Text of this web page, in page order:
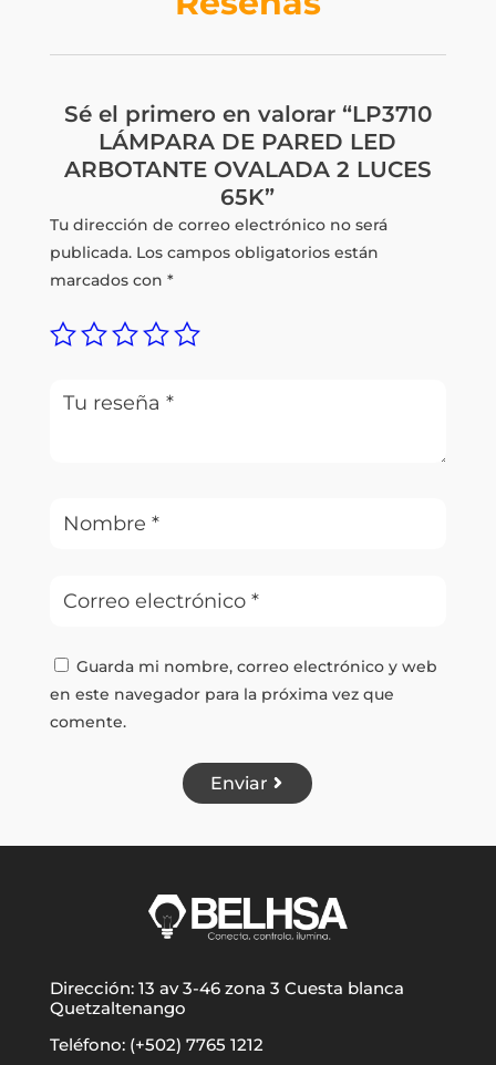
Sé el primero en valorar “LP3710
LÁMPARA DE PARED LED
ARBOTANTE OVALADA 2 LUCES
65K”
Tu dirección de correo electrónico no será
publicada. Los campos obligatorios están
marcados con *
Guarda mi nombre, correo electrónico y web
en este navegador para la próxima vez que
comente.
Enviar
Dirección: 13 av 3-46 zona 3 Cuesta blanca
Quetzaltenango
Teléfono: (+502) 7765 1212